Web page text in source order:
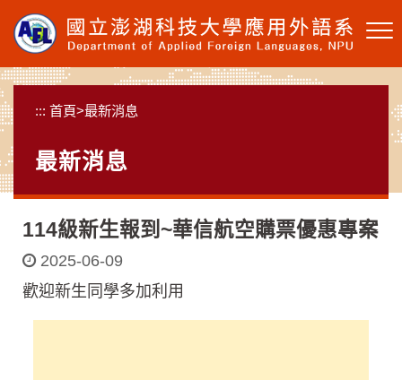
要
內
容
塊
::: 首頁>最新消息
最新消息
114級新生報到~華信航空購票優惠專案
2025-06-09
歡迎新生同學多加利用